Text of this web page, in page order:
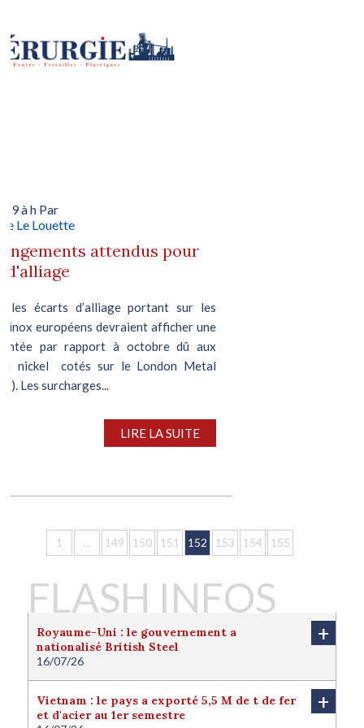
à h Par
Le Louette
attendus pour
d'alliage
les écarts d’alliage portant sur les
inox européens devraient afficher une
par rapport à octobre dû aux
nickel cotés sur le London Metal
Les surcharges...
LIRE LA SUITE
1 ... 149 150 151 152 153 154 155
FLASH INFOS
Royaume-Uni : le gouvernement a
nationalisé British Steel
16/07/26
+
Le Royaume-Uni a nationalisé British Steel afin de
protéger l'avenir de la filière sidérurgique locale.
Londres juge cette nationalisation nécessaire pour
protéger l'intérêt national du pays. Le
Vietnam : le pays a exporté 5,5 M de t de fer
et d'acier au 1er semestre
+